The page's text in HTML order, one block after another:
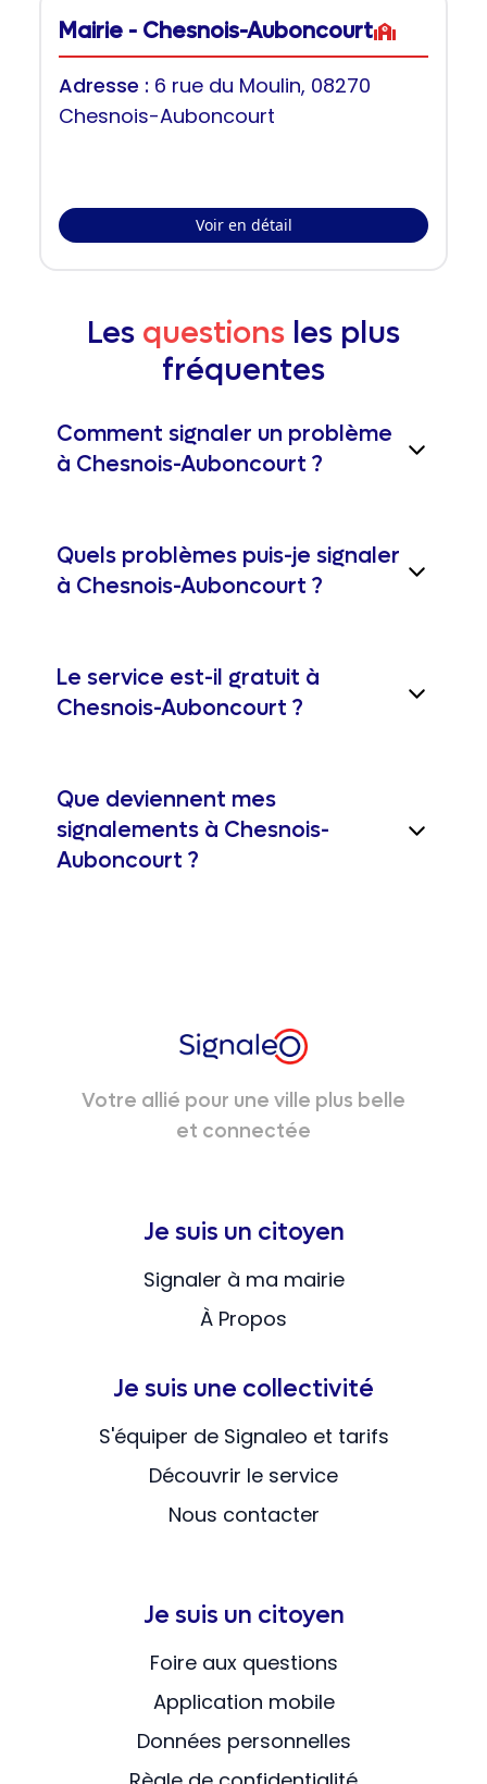
Mairie - Chesnois-Auboncourt
Adresse : 6 rue du Moulin, 08270
Chesnois-Auboncourt
Voir en détail
Les questions les plus
fréquentes
Comment signaler un problème
à Chesnois-Auboncourt ?
Quels problèmes puis-je signaler
à Chesnois-Auboncourt ?
Le service est-il gratuit à
Chesnois-Auboncourt ?
Que deviennent mes
signalements à Chesnois-
Auboncourt ?
Votre allié pour une ville plus belle
et connectée
Je suis un citoyen
Signaler à ma mairie
À Propos
Je suis une collectivité
S'équiper de Signaleo et tarifs
Découvrir le service
Nous contacter
Je suis un citoyen
Foire aux questions
Application mobile
Données personnelles